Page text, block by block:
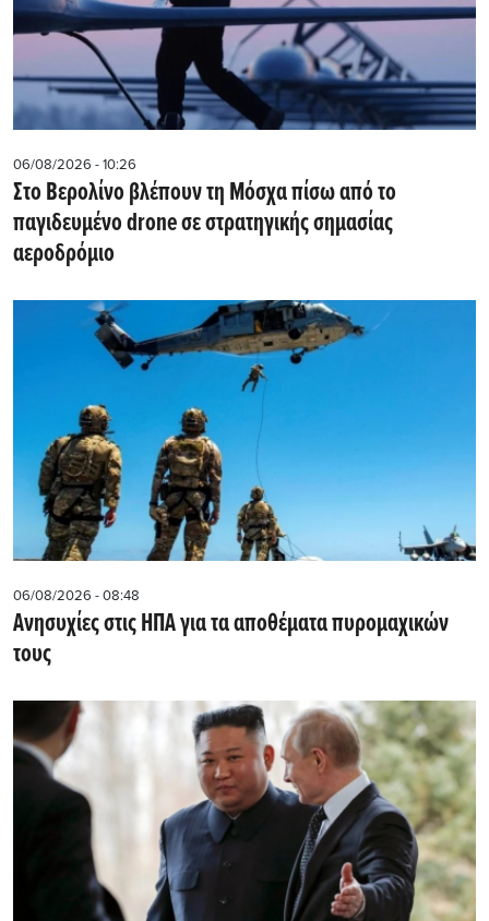
06/08/2026 - 10:26
Στο Βερολίνο βλέπουν τη Μόσχα πίσω από το
παγιδευμένο drone σε στρατηγικής σημασίας
αεροδρόμιο
06/08/2026 - 08:48
Ανησυχίες στις ΗΠΑ για τα αποθέματα πυρομαχικών
τους